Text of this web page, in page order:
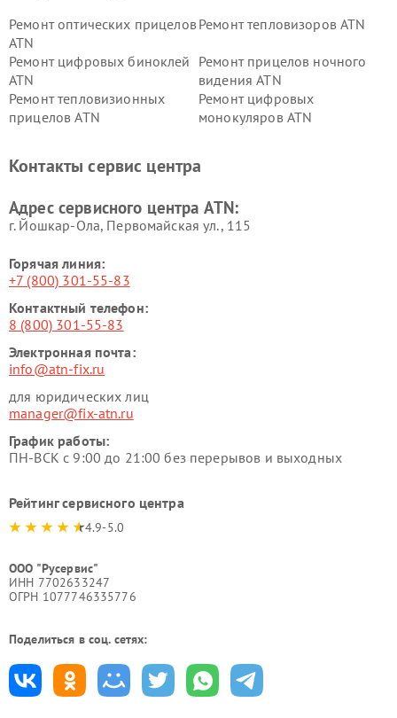
Ремонт оптических прицелов
ATN
Ремонт тепловизоров ATN
Ремонт цифровых биноклей
ATN
Ремонт прицелов ночного
видения ATN
Ремонт тепловизионных
прицелов ATN
Ремонт цифровых
монокуляров ATN
Контакты сервис центра
Адрес сервисного центра ATN:
г. Йошкар-Ола, Первомайская ул., 115
Горячая линия:
+7 (800) 301-55-83
Контактный телефон:
8 (800) 301-55-83
Электронная почта:
info@atn-fix.ru
для юридических лиц
manager@fix-atn.ru
График работы:
ПН-ВСК с 9:00 до 21:00 без перерывов и выходных
Рейтинг сервисного центра
4.9-5.0
ООО "Русервис"
ИНН 7702633247
ОГРН 1077746335776
Поделиться в соц. сетях: